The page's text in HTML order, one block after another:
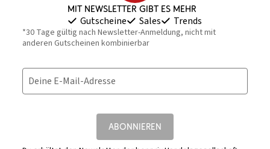
Mit Newsletter gibt es mehr
Gutscheine Sales Trends
*30 Tage gültig nach Newsletter-Anmeldung, nicht mit
anderen Gutscheinen kombinierbar
Deine E-Mail-Adresse
ABONNIEREN